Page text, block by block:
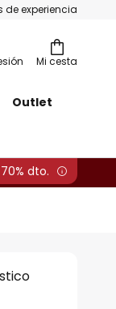
de experiencia
Mi cesta
Outlet
dto.